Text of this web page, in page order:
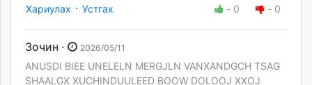
Хариулах · Устгах - 0 - 0
Зочин · 2026/05/11
ANUSDI BIEE UNELELN MERGJLN VANXANDGCH TSAG
SHAALGX XUCHINDUULEED BOOW DOLOOJ XXOJ